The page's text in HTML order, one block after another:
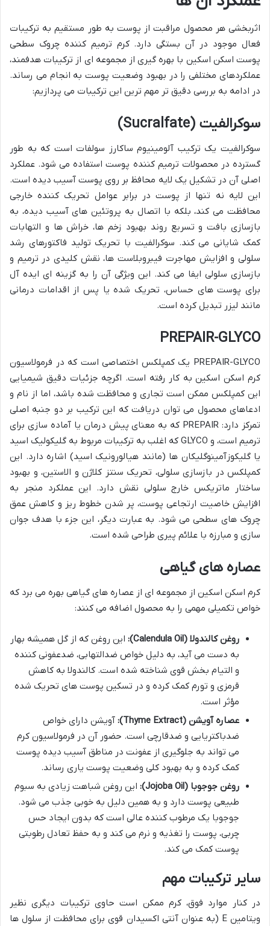
اثربخشی هر محصول مراقبت از پوست به طور مستقیم به ترکیبات
فعال موجود در آن بستگی دارد. کرم ترمیم کننده چروک سطحی
پوست اسکن اسکین با بهره گیری از مجموعه ای از ترکیبات هدفمند،
عملکردهای مختلفی را در بهبود وضعیت پوست به انجام می رساند.
در ادامه به بررسی دقیق تر مهم ترین این ترکیبات می پردازیم:
سوکرالفیت (Sucralfate)
سوکرالفیت یک ترکیب آلومینیوم ساکارز سولفات است که به طور
گسترده در محصولات ترمیم کننده پوست استفاده می شود. عملکرد
اصلی آن در تشکیل یک لایه محافظ بر روی پوست آسیب دیده است.
این لایه نه تنها از پوست در برابر عوامل تحریک کننده خارجی
محافظت می کند، بلکه با اتصال به پروتئین های آسیب دیده، به
بازسازی بافت و تسریع روند بهبود زخم ها، خراش ها و التهابات
کمک شایانی می کند. سوکرالفیت با تحریک تولید فاکتورهای رشد
سلولی و افزایش مهاجرت فیبروبلاست ها، نقش کلیدی در ترمیم و
بازسازی سلولی ایفا می کند. این ویژگی آن را به گزینه ای ایده آل
برای پوست های حساس، تحریک شده یا پس از اقدامات درمانی
مانند لیزر تبدیل کرده است.
PREPAIR-GLYCO
PREPAIR-GLYCO یک کمپلکس اختصاصی است که در فرمولاسیون
کرم اسکن اسکین به کار رفته است. اگرچه جزئیات دقیق شیمیایی
این کمپلکس ممکن است تجاری و محافظت شده باشد، اما از نام و
ادعاهای محصول می توان دریافت که این ترکیب بر دو جنبه اصلی
تمرکز دارد: PREPAIR که به معنای پیش درمان یا آماده سازی برای
ترمیم است، و GLYCO که اغلب به ترکیبات مربوط به گلیکولیک اسید
یا گلیکوزآمینوگلیکان ها (مانند هیالورونیک اسید) اشاره دارد. این
کمپلکس در بازسازی سلولی، تحریک سنتز کلاژن و الاستین، و بهبود
ساختار ماتریکس خارج سلولی نقش دارد. این عملکرد منجر به
افزایش خاصیت ارتجاعی پوست، پر شدن خطوط ریز و کاهش عمق
چروک های سطحی می شود. به عبارت دیگر، این جزء با هدف جوان
سازی و مبارزه با علائم پیری طراحی شده است.
عصاره های گیاهی
کرم اسکن اسکین از مجموعه ای از عصاره های گیاهی بهره می برد که
خواص تکمیلی مهمی را به محصول اضافه می کنند:
روغن کالندولا (Calendula Oil):
این روغن که از گل همیشه بهار
به دست می آید، به دلیل خواص ضدالتهابی، ضدعفونی کننده
و التیام بخش قوی شناخته شده است. کالندولا به کاهش
قرمزی و تورم کمک کرده و در تسکین پوست های تحریک شده
مؤثر است.
عصاره آویشن (Thyme Extract):
آویشن دارای خواص
ضدباکتریایی و ضدقارچی است. حضور آن در فرمولاسیون کرم
می تواند به جلوگیری از عفونت در مناطق آسیب دیده پوست
کمک کرده و به بهبود کلی وضعیت پوست یاری رساند.
روغن جوجوبا (Jojoba Oil):
این روغن شباهت زیادی به سبوم
طبیعی پوست دارد و به همین دلیل به خوبی جذب می شود.
جوجوبا یک مرطوب کننده عالی است که بدون ایجاد حس
چربی، پوست را تغذیه و نرم می کند و به حفظ تعادل رطوبتی
پوست کمک می کند.
سایر ترکیبات مهم
در کنار موارد فوق، کرم ممکن است حاوی ترکیبات دیگری نظیر
ویتامین E (به عنوان آنتی اکسیدان قوی برای محافظت از سلول ها